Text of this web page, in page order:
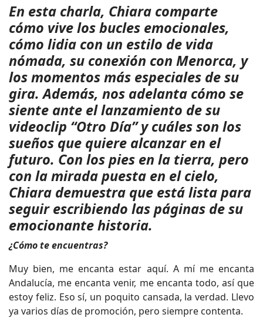
En esta charla, Chiara comparte
cómo vive los bucles emocionales,
cómo lidia con un estilo de vida
nómada, su conexión con Menorca, y
los momentos más especiales de su
gira. Además, nos adelanta cómo se
siente ante el lanzamiento de su
videoclip “Otro Día” y cuáles son los
sueños que quiere alcanzar en el
futuro. Con los pies en la tierra, pero
con la mirada puesta en el cielo,
Chiara demuestra que está lista para
seguir escribiendo las páginas de su
emocionante historia.
¿Cómo te encuentras?
Muy bien, me encanta estar aquí. A mí me encanta
Andalucía, me encanta venir, me encanta todo, así que
estoy feliz. Eso sí, un poquito cansada, la verdad. Llevo
ya varios días de promoción, pero siempre contenta.